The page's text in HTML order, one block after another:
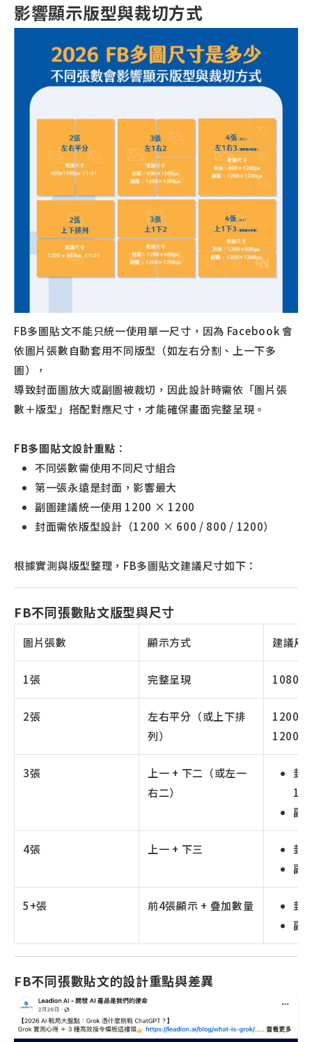
影響顯示版型與裁切方式
FB多圖貼文不能只統一使用單一尺寸，因為 Facebook 會
依圖片張數自動套用不同版型（如左右分割、上一下多
圖），
導致封面圖放大或副圖被裁切，因此設計時需依「圖片張
數＋版型」搭配對應尺寸，才能確保畫面完整呈現。
FB多圖貼文設計重點 ：
不同張數需使用不同尺寸組合
第一張永遠是封面，影響最大
副圖建議統一使用 1200 × 1200
封面需依版型設計（1200 × 600 / 800 / 1200）
根據實測與版型整理，FB多圖貼文建議尺寸如下：
FB不同張數貼文版型與尺寸
圖片張數 顯示方式 建議尺
1張 完整呈現 1080
2張
左右平分（或上下排
列）
1200
1200
3張
上一 + 下二（或左一
右二）
封
副
4張 上一 + 下三
封
副
5+張 前4張顯示 + 疊加數量
封
副
FB不同張數貼文的設計重點與差異